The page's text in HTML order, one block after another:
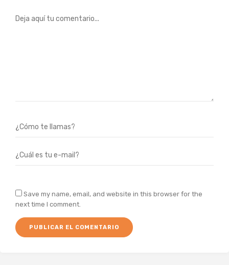
Save my name, email, and website in this browser for the
next time I comment.